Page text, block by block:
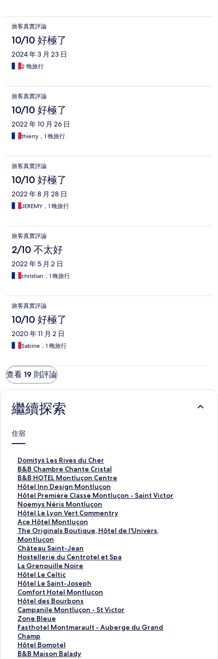
旅客真實評論
10/10 好極了
2024 年 3 月 23 日
2 晚旅行
旅客真實評論
10/10 好極了
2022 年 10 月 26 日
thierry，1 晚旅行
旅客真實評論
10/10 好極了
2022 年 8 月 28 日
JEREMY，1 晚旅行
旅客真實評論
2/10 不太好
2022 年 5 月 2 日
christian，1 晚旅行
旅客真實評論
10/10 好極了
2020 年 11 月 2 日
Sabine，1 晚旅行
查看 19 則評論
繼續探索
住宿
Domitys Les Rives du Cher
D
o
m
i
t
y
s
L
e
s
R
i
v
e
s
d
u
C
h
e
r
的
連
B&B Chambre Chante Cristal
B
&
B
C
h
a
m
b
r
e
C
h
a
n
t
e
C
r
i
s
t
a
B&B HOTEL Montluçon Centre
B
&
B
H
O
T
E
L
M
o
n
t
l
u
ç
o
n
C
e
n
t
Hôtel Inn Design Montluçon
H
ô
t
e
l
I
n
n
D
e
s
i
g
n
M
o
n
t
l
u
Hôtel Première Classe Montluçon - Saint Victor
H
ô
t
e
l
P
r
e
m
i
è
r
e
C
l
a
s
s
e
Noemys Néris Montluçon
N
o
e
m
y
s
N
é
r
i
s
M
o
n
t
l
u
ç
Hôtel Le Lyon Vert Commentry
H
ô
t
e
l
L
e
L
y
o
n
V
e
r
t
C
o
Ace Hôtel Montluçon
A
c
e
H
ô
t
e
l
M
o
n
t
l
u
ç
o
The Originals Boutique, Hôtel de l'Univers,
Montluçon
T
h
e
O
r
i
g
i
n
a
l
s
B
o
u
Château Saint-Jean
C
h
â
t
e
a
u
S
a
i
n
t
-
Hostellerie du Centrotel et Spa
H
o
s
t
e
l
l
e
r
i
e
d
La Grenouille Noire
L
a
G
r
e
n
o
u
i
l
l
Hôtel Le Celtic
H
ô
t
e
l
L
e
C
e
l
Hôtel Le Saint-Joseph
H
ô
t
e
l
L
e
S
a
Comfort Hotel Montlucon
C
o
m
f
o
r
t
H
Hôtel des Bourbons
H
ô
t
e
l
d
e
Campanile Montluçon - St Victor
C
a
m
p
a
n
Zone Bleue
Z
o
n
e
B
Fasthotel Montmarault - Auberge du Grand
Champ
F
a
s
t
Hôtel Bomotel
H
ô
B&B Maison Balady
B